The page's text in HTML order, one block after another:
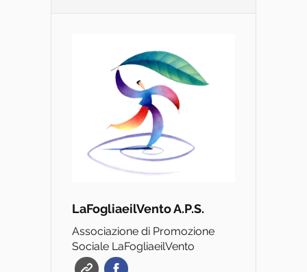
LaFogliaeilVento A.P.S.
Associazione di Promozione
Sociale LaFogliaeilVento